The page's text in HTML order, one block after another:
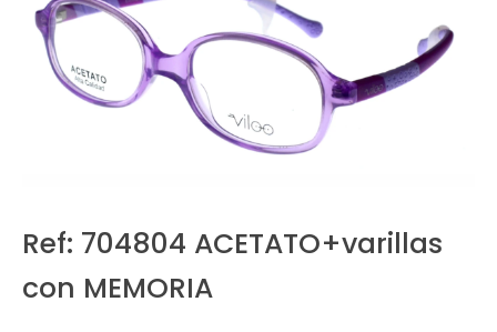
Ref: 704804 ACETATO+varillas
con MEMORIA